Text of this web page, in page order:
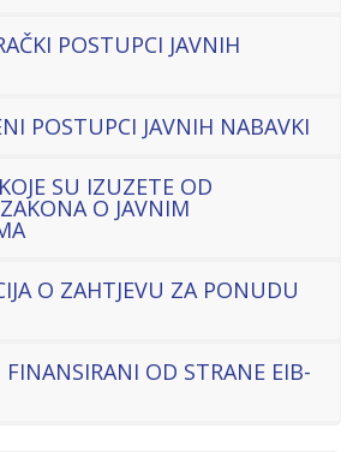
POSTUPCI JAVNIH
POSTUPCI JAVNIH NABAVKI
SU IZUZETE OD
O JAVNIM
O ZAHTJEVU ZA PONUDU
FINANSIRANI OD STRANE EIB-